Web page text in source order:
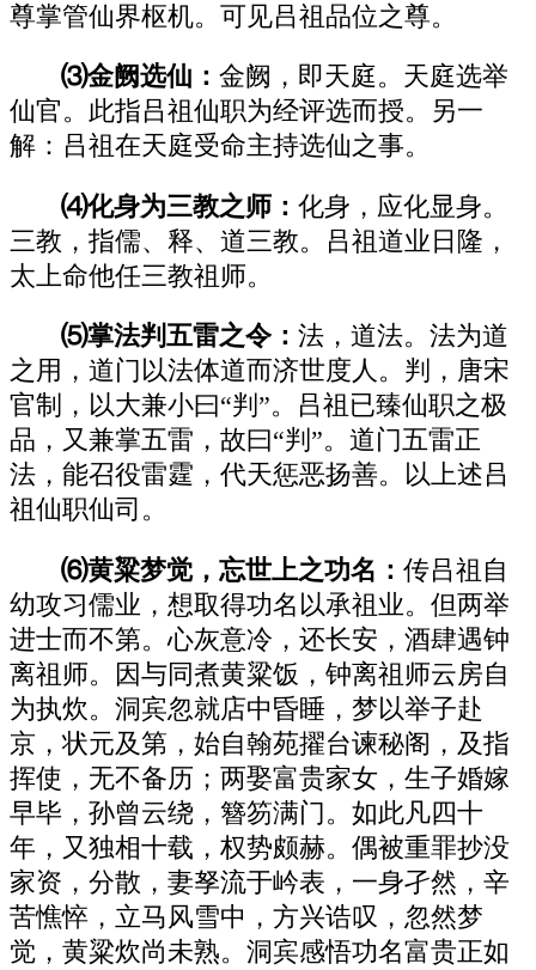
尊掌管仙界枢机。可见吕祖品位之尊。
⑶金阙选仙：金阙，即天庭。天庭选举
仙官。此指吕祖仙职为经评选而授。另一
解：吕祖在天庭受命主持选仙之事。
⑷化身为三教之师：化身，应化显身。
三教，指儒、释、道三教。吕祖道业日隆，
太上命他任三教祖师。
⑸掌法判五雷之令：法，道法。法为道
之用，道门以法体道而济世度人。判，唐宋
官制，以大兼小曰“判”。吕祖已臻仙职之极
品，又兼掌五雷，故曰“判”。道门五雷正
法，能召役雷霆，代天惩恶扬善。以上述吕
祖仙职仙司。
⑹黄粱梦觉，忘世上之功名：传吕祖自
幼攻习儒业，想取得功名以承祖业。但两举
进士而不第。心灰意冷，还长安，酒肆遇钟
离祖师。因与同煮黄粱饭，钟离祖师云房自
为执炊。洞宾忽就店中昏睡，梦以举子赴
京，状元及第，始自翰苑擢台谏秘阁，及指
挥使，无不备历；两娶富贵家女，生子婚嫁
早毕，孙曾云绕，簪笏满门。如此凡四十
年，又独相十载，权势颇赫。偶被重罪抄没
家资，分散，妻孥流于岒表，一身孑然，辛
苦憔悴，立马风雪中，方兴诰叹，忽然梦
觉，黄粱炊尚未熟。洞宾感悟功名富贵正如